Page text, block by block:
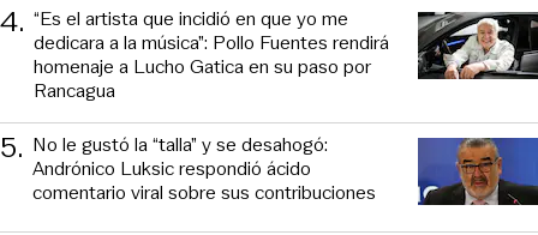
4. “Es el artista que incidió en que yo me
dedicara a la música”: Pollo Fuentes rendirá
homenaje a Lucho Gatica en su paso por
Rancagua
5. No le gustó la “talla” y se desahogó:
Andrónico Luksic respondió ácido
comentario viral sobre sus contribuciones